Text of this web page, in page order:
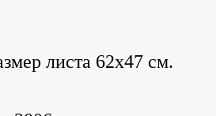
листа 62х47 см.